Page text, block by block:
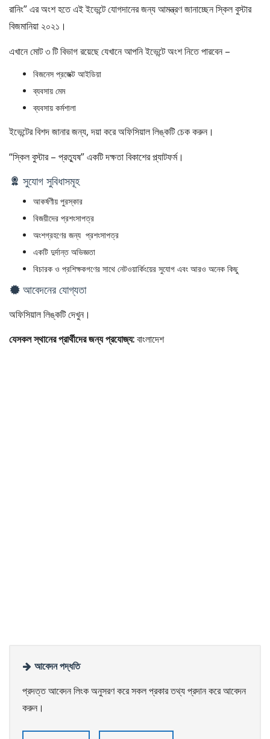
রানিং” এর অংশ হতে এই ইভেন্টে যোগদানের জন্য আমন্ত্রণ জানাচ্ছেন স্কিল বুস্টার
বিজমানিয়া ২০২১।
এখানে মোট ৩ টি বিভাগ রয়েছে যেখানে আপনি ইভেন্টে অংশ নিতে পারবেন –
বিজনেস প্রজেক্ট আইডিয়া
ব্যবসায় মেম
ব্যবসায় কর্মশালা
ইভেন্টের বিশদ জানার জন্য, দয়া করে অফিসিয়াল লিঙ্কটি চেক করুন।
“স্কিল বুস্টার – প্রত্যুষ” একটি দক্ষতা বিকাশের প্ল্যাটফর্ম।
সুযোগ সুবিধাসমূহ
আকর্ষণীয় পুরস্কার
বিজয়ীদের প্রশংসাপত্র
অংশগ্রহণের জন্য প্রশংসাপত্র
একটি দুর্দান্ত অভিজ্ঞতা
বিচারক ও প্রশিক্ষকগণের সাথে নেটওয়ার্কিংয়ের সুযোগ এবং আরও অনেক কিছু
আবেদনের যোগ্যতা
অফিসিয়াল লিঙ্কটি দেখুন।
যেসকল স্থানের প্রার্থীদের জন্য প্রযোজ্য:বাংলাদেশ
আবেদন পদ্ধতি
প্রদত্ত আবেদন লিংক অনুসরণ করে সকল প্রকার তথ্য প্রদান করে আবেদন
করুন।